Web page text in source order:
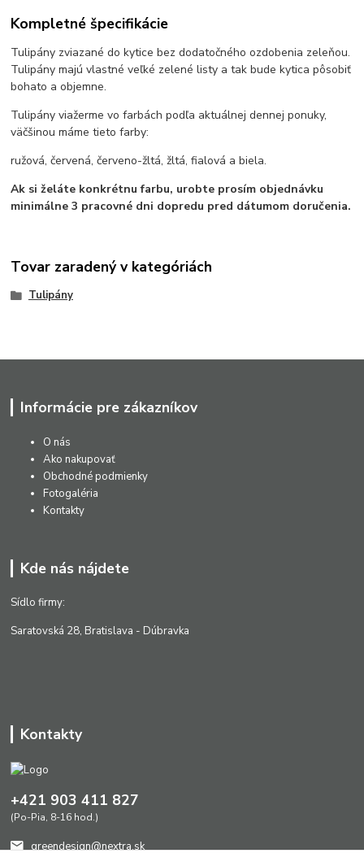
Kompletné špecifikácie
Tulipány zviazané do kytice bez dodatočného ozdobenia zeleňou.
Tulipány majú vlastné veľké zelené listy a tak bude kytica pôsobiť
bohato a objemne.
Tulipány viažerme vo farbách podľa aktuálnej dennej ponuky,
väčšinou máme tieto farby:
ružová, červená, červeno-žltá, žltá, fialová a biela.
Ak si želáte konkrétnu farbu, urobte prosím objednávku
minimálne 3 pracovné dni dopredu pred dátumom doručenia.
Tovar zaradený v kategóriách
Tulipány
Informácie pre zákazníkov
O nás
Ako nakupovať
Obchodné podmienky
Fotogaléria
Kontakty
Kde nás nájdete
Sídlo firmy:
Saratovská 28, Bratislava - Dúbravka
Kontakty
+421 903 411 827
(Po-Pia, 8-16 hod.)
greendesign@nextra.sk